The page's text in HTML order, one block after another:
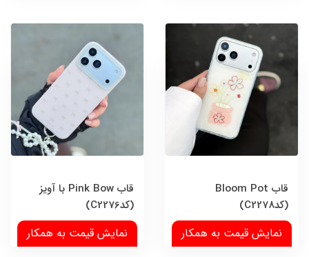
قاب Bloom Pot
(کدC2278)
نمایش قیمت به همکار
قاب Pink Bow با آویز
(کدC2276)
نمایش قیمت به همکار